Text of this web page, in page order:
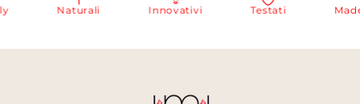
Naturali Innovativi Testati Made